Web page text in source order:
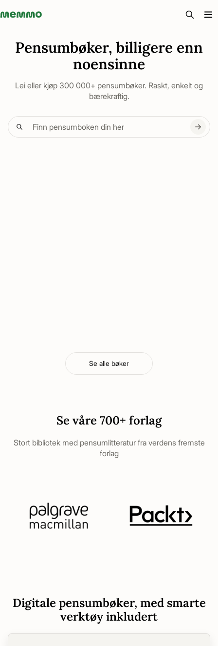
Memmo - AI-verktyg och digital kurslitteratur
Pensumbøker, billigere enn
noensinne
Lei eller kjøp 300 000+ pensumbøker. Raskt, enkelt og
bærekraftig.
Se alle bøker
Se våre 700+ forlag
Stort bibliotek med pensumlitteratur fra verdens fremste
forlag
Digitale pensumbøker, med smarte
verktøy inkludert